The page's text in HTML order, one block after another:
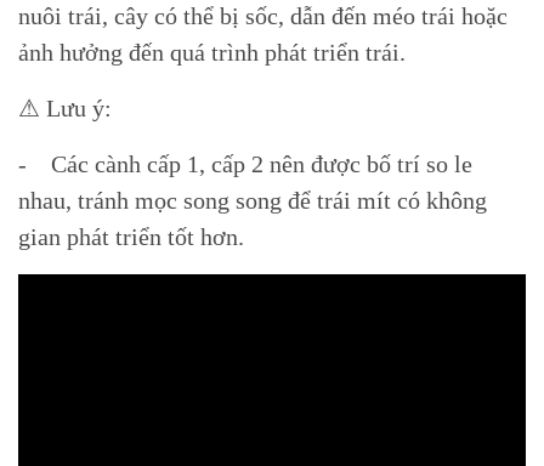
nuôi trái, cây có thể bị sốc, dẫn đến méo trái hoặc
ảnh hưởng đến quá trình phát triển trái.
⚠ Lưu ý:
- Các cành cấp 1, cấp 2 nên được bố trí so le
nhau, tránh mọc song song để trái mít có không
gian phát triển tốt hơn.